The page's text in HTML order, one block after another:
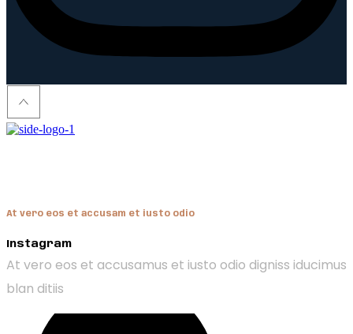
At vero eos et accusam et iusto odio
Instagram
At vero eos et accusamus et iusto odio digniss iducimus
blan ditiis